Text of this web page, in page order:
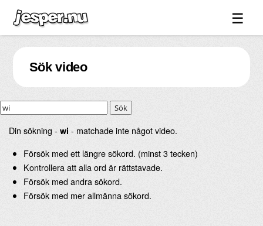
☰
Spel ↓
Bilder ↓
Forum ↓
Länkar
Videos
Blandat ↓
Om sidan ↓
Sök video
Sök
Din sökning - wi - matchade inte något video.
Försök med ett längre sökord. (minst 3 tecken)
Kontrollera att alla ord är rättstavade.
Försök med andra sökord.
Försök med mer allmänna sökord.